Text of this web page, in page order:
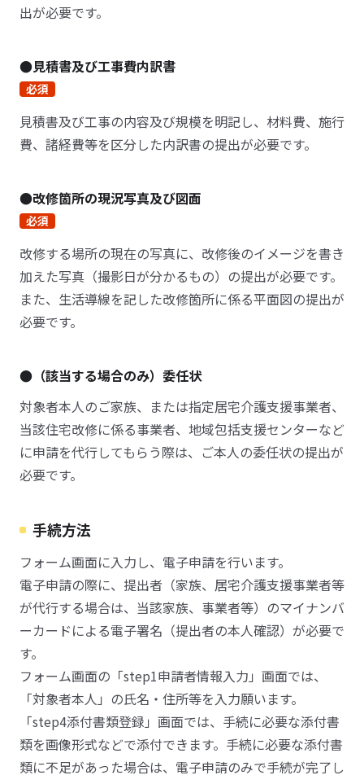
出が必要です。
●見積書及び工事費内訳書
必須
見積書及び工事の内容及び規模を明記し、材料費、施行
費、諸経費等を区分した内訳書の提出が必要です。
●改修箇所の現況写真及び図面
必須
改修する場所の現在の写真に、改修後のイメージを書き
加えた写真（撮影日が分かるもの）の提出が必要です。
また、生活導線を記した改修箇所に係る平面図の提出が
必要です。
●（該当する場合のみ）委任状
対象者本人のご家族、または指定居宅介護支援事業者、
当該住宅改修に係る事業者、地域包括支援センターなど
に申請を代行してもらう際は、ご本人の委任状の提出が
必要です。
手続方法
フォーム画面に入力し、電子申請を行います。
電子申請の際に、提出者（家族、居宅介護支援事業者等
が代行する場合は、当該家族、事業者等）のマイナンバ
ーカードによる電子署名（提出者の本人確認）が必要で
す。
フォーム画面の「step1申請者情報入力」画面では、
「対象者本人」の氏名・住所等を入力願います。
「step4添付書類登録」画面では、手続に必要な添付書
類を画像形式などで添付できます。手続に必要な添付書
類に不足があった場合は、電子申請のみで手続が完了し